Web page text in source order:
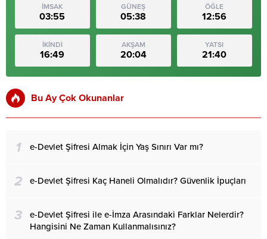
İMSAK
03:55
GÜNEŞ
05:38
ÖĞLE
12:56
İKİNDİ
16:49
AKŞAM
20:04
YATSI
21:40
Bu Ay Çok Okunanlar
1 e-Devlet Şifresi Almak İçin Yaş Sınırı Var mı?
2 e-Devlet Şifresi Kaç Haneli Olmalıdır? Güvenlik İpuçları
3
e-Devlet Şifresi ile e-İmza Arasındaki Farklar Nelerdir?
Hangisini Ne Zaman Kullanmalısınız?